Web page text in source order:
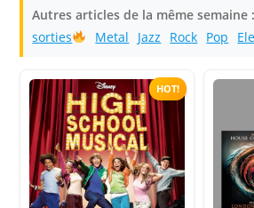
Autres articles de la même semaine :
sorties
Metal Jazz Rock Pop
HOT!